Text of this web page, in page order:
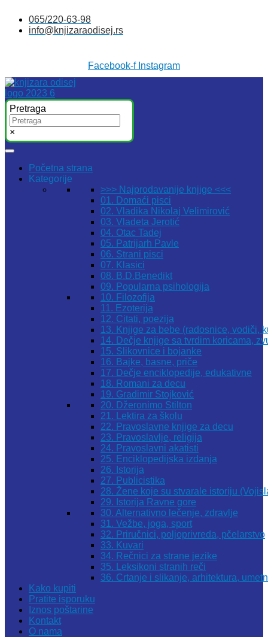
sadržaj
065/220-63-98
info@knjizaraodisej.rs
Facebook-f Instagram
Pretraga
×
Početna strana
Kategorije
>>> Najprodavanije knjige <<<
01. Domaći pisci
02. Vladika Nikolaj Velimirović
03. Vladeta Jerotić
04. Otac Tadej
05. Patrijarh Pavle
06. Strani pisci
07. Klasici
08. B.D.Benedikt
09. Popularna psihologija
10. Filozofija
11. Ezoterija
12. Citati, poezija
13. Knjige za bebe (radosnice, vodiči,
14. Dečje knjige sa tvrdim koricama,
15. Slikovnice i bojanke
16. Bajke, basne, priče
17. Dečje enciklopedije, edukativne
18. Romani za decu
19. Gradimir Stojković
20. Džeronimo Stilton
21. Lektira za školu
22. Pravoslavne knjige za decu
23. Pravoslavlje, religija
24. Pravoslavni akatisti
25. Enciklopedijska izdanja
26. Istorija
27. Publicistika
28. Žene koje su stvarale istoriju
29. Istorija Ravne gore
30. Alternativno lečenje, zdravlje
31. Vežbe, joga, sport
32. Priručnici, poljoprivreda, pčelarstvo
33. Kuvari
34. Rečnici za strane jezike
35. Leksikoni stranih reči
36. Crtanje i slikanje, arhitektura,
Kako kupiti
Pratite isporuku
Iznos poštarine
Kontakt
O nama